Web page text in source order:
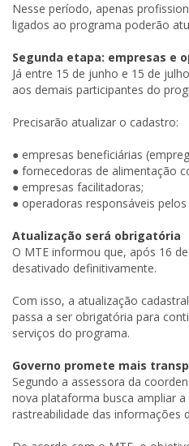
Nesse período, apenas
ligados ao programa poderão
Segunda etapa: empresas e
Já entre 15 de junho e 15 de
aos demais participantes do
Precisarão atualizar o cadastro:
● empresas beneficiárias
● fornecedoras de alimentação
● empresas facilitadoras;
● operadoras responsáveis
Atualização será obrigatória
O MTE informou que, após 16
desativado definitivamente.
Com isso, a atualização
passa a ser obrigatória para
serviços do programa.
Governo promete mais
Segundo a assessora da
nova plataforma busca ampliar a
rastreabilidade das informações